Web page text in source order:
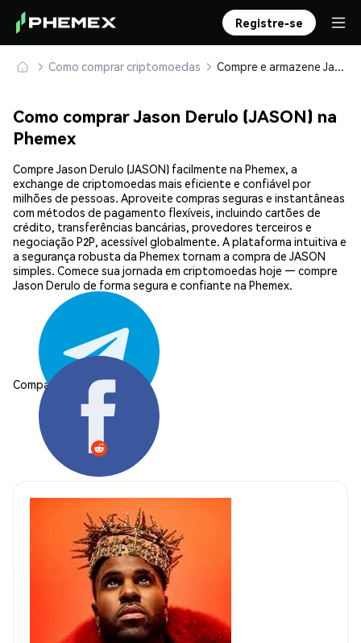
Registre-se
Como comprar criptomoedas Compre e armazene Jason Derulo (JASON) com segurança
Como comprar Jason Derulo (JASON) na
Phemex
Compre Jason Derulo (JASON) facilmente na Phemex, a
exchange de criptomoedas mais eficiente e confiável por
milhões de pessoas. Aproveite compras seguras e instantâneas
com métodos de pagamento flexíveis, incluindo cartões de
crédito, transferências bancárias, provedores terceiros e
negociação P2P, acessível globalmente. A plataforma intuitiva e
a segurança robusta da Phemex tornam a compra de JASON
simples. Comece sua jornada em criptomoedas hoje — compre
Jason Derulo de forma segura e confiante na Phemex.
Compartilhar: